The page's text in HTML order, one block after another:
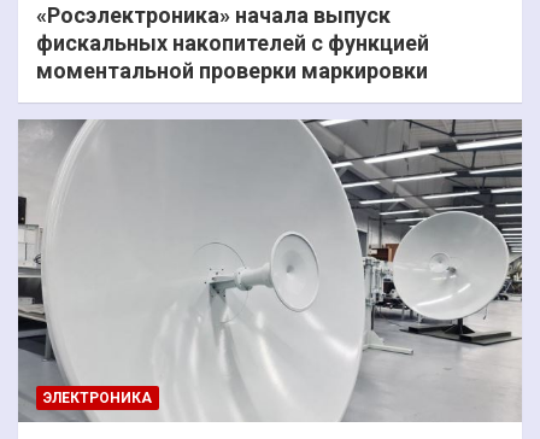
«Росэлектроника» начала выпуск
фискальных накопителей с функцией
моментальной проверки маркировки
ЭЛЕКТРОНИКА